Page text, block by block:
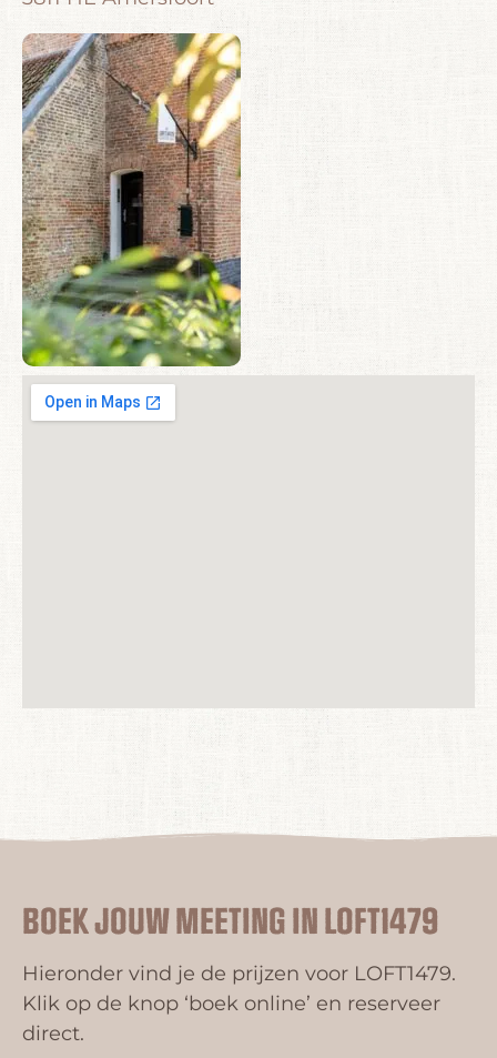
BOEK JOUW MEETING IN LOFT1479
Hieronder vind je de prijzen voor LOFT1479.
Klik op de knop ‘boek online’ en reserveer
direct.